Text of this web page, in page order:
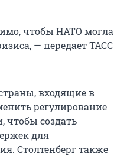
чтобы НАТО могла
— передает ТАСС
входящие в
регулирование
создать
для
Столтенберг также